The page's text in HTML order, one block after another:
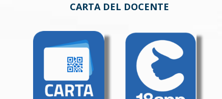
CARTA DEL DOCENTE